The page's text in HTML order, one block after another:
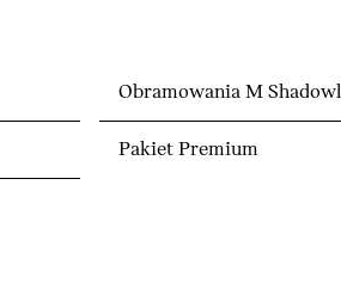
Obramowania M
Pakiet Premium